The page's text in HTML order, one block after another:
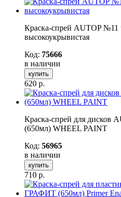
Краска-спрей AUTOP
высокоукрывистая
Код: 75666
в наличии
купить
620 р.
Краска-спрей для дисков
(650мл) WHEEL PAINT
Код: 56965
в наличии
купить
710 р.